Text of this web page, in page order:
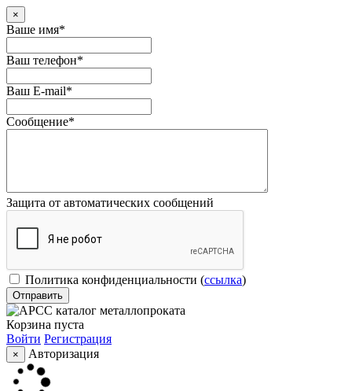
×
Ваше имя*
Ваш телефон*
Ваш E-mail*
Сообщение*
Защита от автоматических сообщений
Политика конфиденциальности (ссылка)
Корзина пуста
Войти Регистрация
× Авторизация